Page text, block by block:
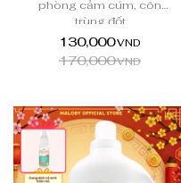
phòng cảm cúm, côn
trùng đốt
130,000VND
170,000VND